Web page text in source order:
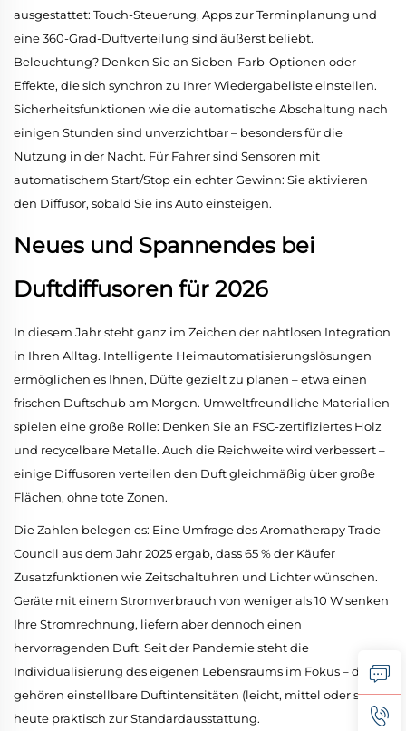
ausgestattet: Touch-Steuerung, Apps zur Terminplanung und
eine 360-Grad-Duftverteilung sind äußerst beliebt.
Beleuchtung? Denken Sie an Sieben-Farb-Optionen oder
Effekte, die sich synchron zu Ihrer Wiedergabeliste einstellen.
Sicherheitsfunktionen wie die automatische Abschaltung nach
einigen Stunden sind unverzichtbar – besonders für die
Nutzung in der Nacht. Für Fahrer sind Sensoren mit
automatischem Start/Stop ein echter Gewinn: Sie aktivieren
den Diffusor, sobald Sie ins Auto einsteigen.
Neues und Spannendes bei
Duftdiffusoren für 2026
In diesem Jahr steht ganz im Zeichen der nahtlosen Integration
in Ihren Alltag. Intelligente Heimautomatisierungslösungen
ermöglichen es Ihnen, Düfte gezielt zu planen – etwa einen
frischen Duftschub am Morgen. Umweltfreundliche Materialien
spielen eine große Rolle: Denken Sie an FSC-zertifiziertes Holz
und recycelbare Metalle. Auch die Reichweite wird verbessert –
einige Diffusoren verteilen den Duft gleichmäßig über große
Flächen, ohne tote Zonen.
Die Zahlen belegen es: Eine Umfrage des Aromatherapy Trade
Council aus dem Jahr 2025 ergab, dass 65 % der Käufer
Zusatzfunktionen wie Zeitschaltuhren und Lichter wünschen.
Geräte mit einem Stromverbrauch von weniger als 10 W senken
Ihre Stromrechnung, liefern aber dennoch einen
hervorragenden Duft. Seit der Pandemie steht die
Individualisierung des eigenen Lebensraums im Fokus – daher
gehören einstellbare Duftintensitäten (leicht, mittel oder stark)
heute praktisch zur Standardausstattung.